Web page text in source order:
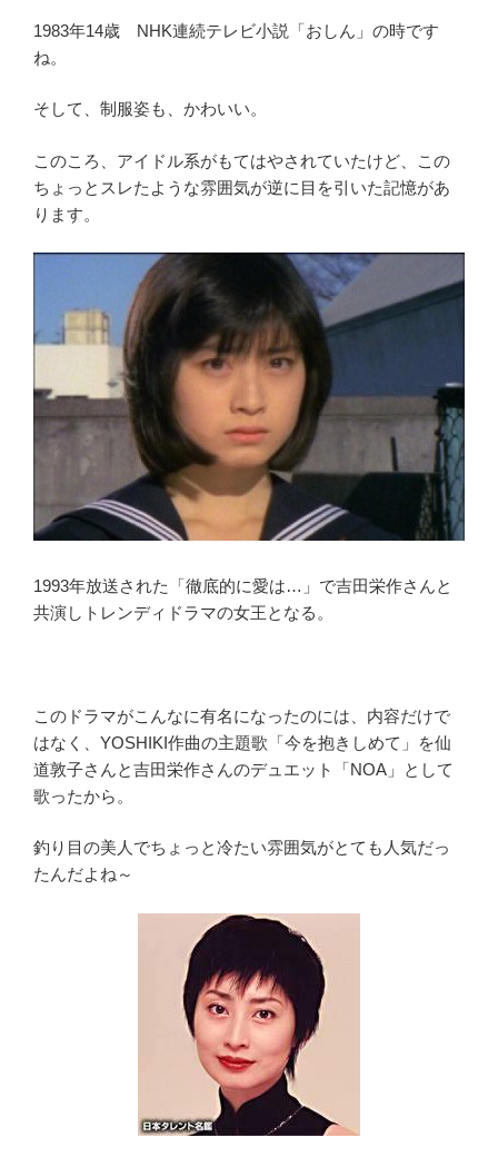
1983年14歳 NHK連続テレビ小説「おしん」の時です
ね。
そして、制服姿も、かわいい。
このころ、アイドル系がもてはやされていたけど、この
ちょっとスレたような雰囲気が逆に目を引いた記憶があ
ります。
1993年放送された「徹底的に愛は…」で吉田栄作さんと
共演しトレンディドラマの女王となる。
このドラマがこんなに有名になったのには、内容だけで
はなく、YOSHIKI作曲の主題歌「今を抱きしめて」を仙
道敦子さんと吉田栄作さんのデュエット「NOA」として
歌ったから。
釣り目の美人でちょっと冷たい雰囲気がとても人気だっ
たんだよね～